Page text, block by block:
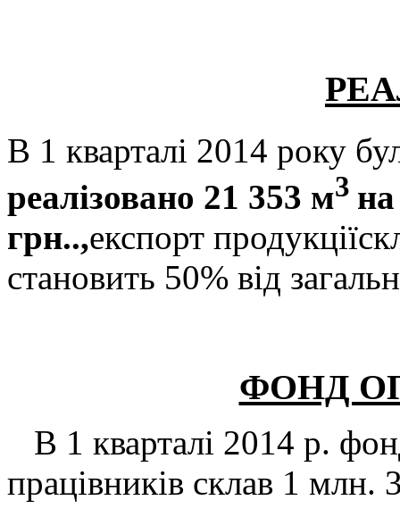
В 1 кварталі 2014 року
реалізовано 21 353 м3
грн..,експорт
становить 50% від
ФОНД
В 1 кварталі 2014 р.
працівників склав 1 млн.